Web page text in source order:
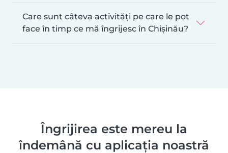
Care sunt câteva activități pe care le pot
face în timp ce mă îngrijesc în Chișinău?
Îngrijirea este mereu la
îndemână cu aplicația noastră